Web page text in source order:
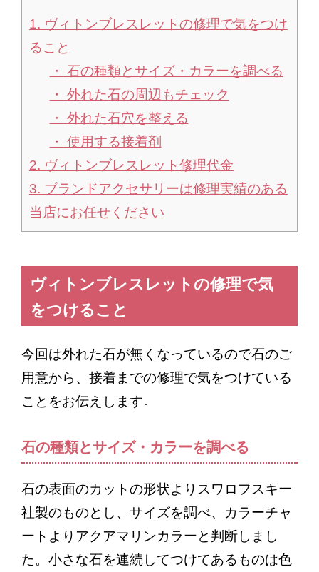
1. ヴィトンブレスレットの修理で気をつけ
ること
石の種類とサイズ・カラーを調べる
外れた石の周辺もチェック
外れた石穴を整える
使用する接着剤
2. ヴィトンブレスレット修理代金
3. ブランドアクセサリーは修理実績のある
当店にお任せください
ヴィトンブレスレットの修理で気
をつけること
今回は外れた石が無くなっているので石のご
用意から、接着までの修理で気をつけている
ことをお伝えします。
石の種類とサイズ・カラーを調べる
石の表面のカットの形状よりスワロフスキー
社製のものとし、サイズを調べ、カラーチャ
ートよりアクアマリンカラーと判断しまし
た。小さな石を連続してつけてあるものは色